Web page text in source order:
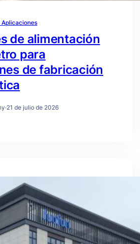
Aplicaciones
de alimentación
para
de fabricación
·21 de julio de 2026